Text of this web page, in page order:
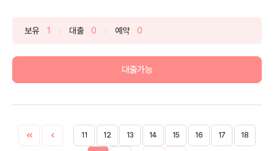
보유 1 대출 0 예약 0
대출가능
11 12 13 14 15 16 17 18